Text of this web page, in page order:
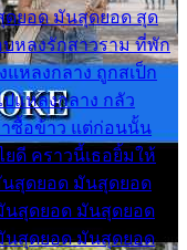
ดยอด มันสุดยอด สุด
หลงรักสาวราม ที่พัก
แหลงกลาง ถูกสเป็ก
ปแหลงกลาง กลัว
าซื้อข้าว แต่ก่อนนั้น
ยดี คราวนี้เธอยิ้มให้
นสุดยอด มันสุดยอด
สุดยอด มันสุดยอด
สุดยอด มันสุดยอด